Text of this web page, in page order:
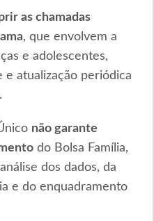
as chamadas
, que envolvem a
e adolescentes,
e atualização periódica
não garante
do Bolsa Família,
dos dados, da
e do enquadramento